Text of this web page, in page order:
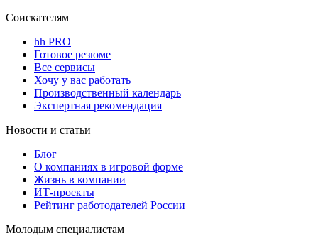
Соискателям
hh PRO
Готовое резюме
Все сервисы
Хочу у вас работать
Производственный календарь
Экспертная рекомендация
Новости и статьи
Блог
О компаниях в игровой форме
Жизнь в компании
ИТ-проекты
Рейтинг работодателей России
Молодым специалистам